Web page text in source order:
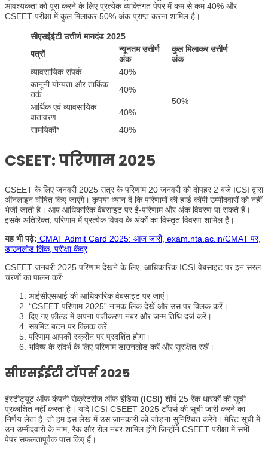
आवश्यकता को पूरा करने के लिए प्रत्येक व्यक्तिगत पेपर में कम से कम 40% और
CSEET परीक्षा में कुल मिलाकर 50% अंक प्राप्त करना शामिल है।
सीएसईईटी उत्तीर्ण मानदंड 2025
पत्रों
न्यूनतम उत्तीर्ण
अंक
कुल मिलाकर उत्तीर्ण
अंक
व्यावसायिक संपर्क
40%
50%
कानूनी योग्यता और तार्किक
तर्क
40%
आर्थिक एवं व्यावसायिक
वातावरण
40%
सामयिकी*
40%
CSEET: परिणाम 2025
CSEET के लिए जनवरी 2025 सत्र के परिणाम 20 जनवरी को दोपहर 2 बजे ICSI द्वारा
ऑनलाइन घोषित किए जाएंगे। कृपया ध्यान दें कि परिणामों की हार्ड कॉपी उम्मीदवारों को नहीं
भेजी जाती है। आप आधिकारिक वेबसाइट पर ई-परिणाम और अंक विवरण पा सकते हैं।
इसके अतिरिक्त, परिणाम में प्रत्येक विषय के अंकों का विस्तृत विवरण शामिल है।
यह भी पढ़े: CMAT Admit Card 2025: आज जारी, exam.nta.ac.in/CMAT पर,
डाउनलोड लिंक, परीक्षा केंद्र
CSEET जनवरी 2025 परिणाम देखने के लिए, आधिकारिक ICSI वेबसाइट पर इन सरल
चरणों का पालन करें:
आईसीएसआई की आधिकारिक वेबसाइट पर जाएं।
“CSEET परिणाम 2025” नामक लिंक देखें और उस पर क्लिक करें।
दिए गए फ़ील्ड में अपना पंजीकरण नंबर और जन्म तिथि दर्ज करें।
सबमिट बटन पर क्लिक करें.
परिणाम आपकी स्क्रीन पर प्रदर्शित होगा।
भविष्य के संदर्भ के लिए परिणाम डाउनलोड करें और सुरक्षित रखें।
सीएसईईटी टॉपर्स 2025
इंस्टीट्यूट ऑफ कंपनी सेक्रेटरीज ऑफ इंडिया(ICSI) शीर्ष 25 रैंक धारकों की सूची
प्रकाशित नहीं करता है। यदि ICSI CSEET 2025 टॉपर्स की सूची जारी करने का
निर्णय लेता है, तो हम इस लेख में उस जानकारी को जोड़ना सुनिश्चित करेंगे। मेरिट सूची में
उन उम्मीदवारों के नाम, रैंक और रोल नंबर शामिल होंगे जिन्होंने CSEET परीक्षा में सभी
पेपर सफलतापूर्वक पास किए हैं।